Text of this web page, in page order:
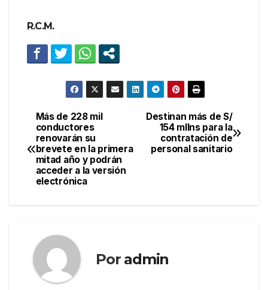
R.C.M.
Navegación
de
entradas
Destinan más de S/
154 mllns para la
contratación de
personal sanitario
Más de 228 mil
conductores
renovarán su
brevete en la primera
mitad año y podrán
acceder a la versión
electrónica
Por admin